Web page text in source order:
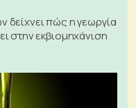
πώς η γεωργία
στην εκβιομηχάνιση